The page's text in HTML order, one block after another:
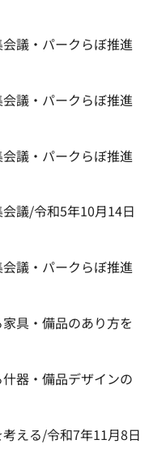
議・パークらぼ推進
議・パークらぼ推進
議・パークらぼ推進
議/令和5年10月14日
議・パークらぼ推進
具・備品のあり方を
器・備品デザインの
える/令和7年11月8日